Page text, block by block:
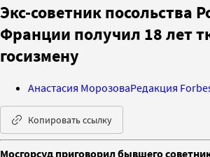
Экс-советник посольства
Франции получил 18 лет
госизмену
Анастасия МорозоваРедакция
Копировать ссылку
Мосгорсуд приговорил бывшего